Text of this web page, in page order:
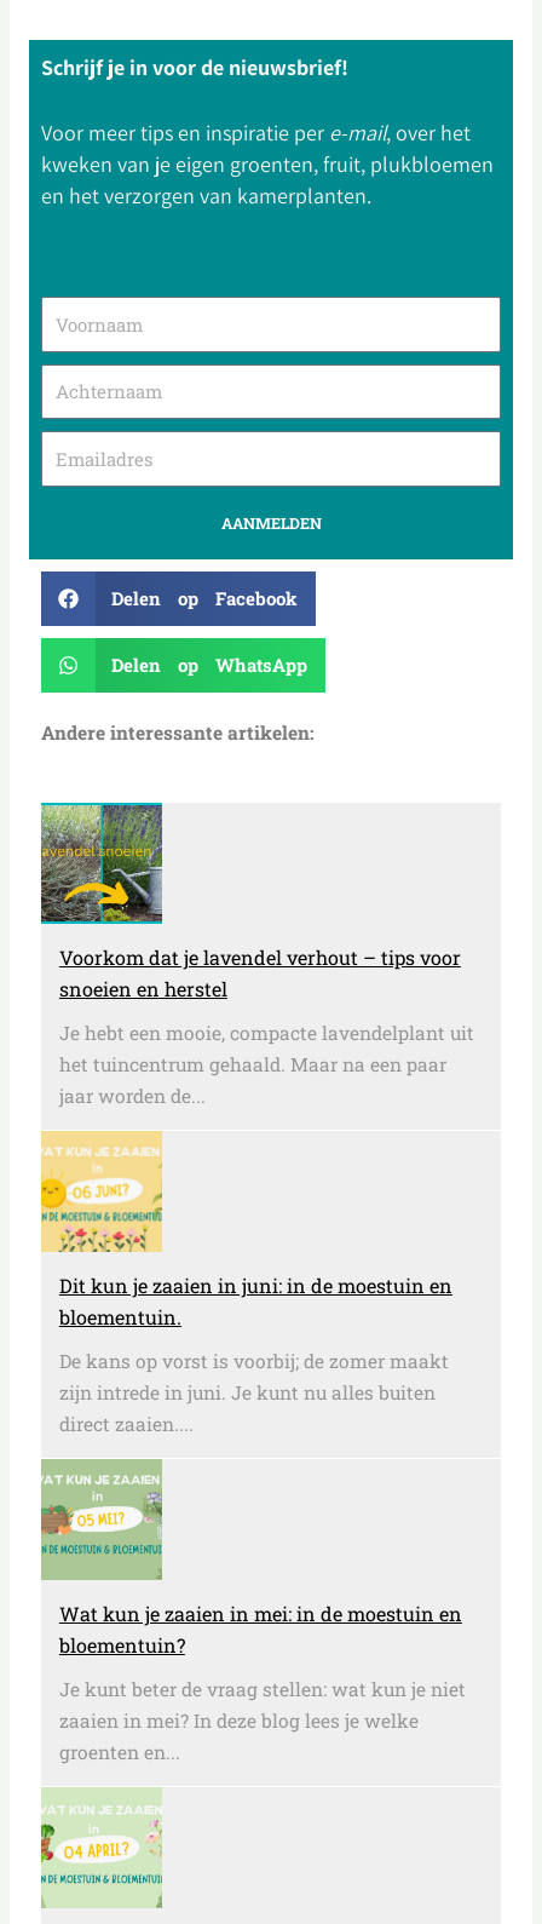
Schrijf je in voor de nieuwsbrief!
Voor meer tips en inspiratie pere-mail, over het
kweken van je eigen groenten, fruit, plukbloemen
en het verzorgen van kamerplanten.
AANMELDEN
Delen op Facebook
Delen op WhatsApp
Andere interessante artikelen:
Voorkom dat je lavendel verhout – tips voor
snoeien en herstel
Je hebt een mooie, compacte lavendelplant uit
het tuincentrum gehaald. Maar na een paar
jaar worden de...
Dit kun je zaaien in juni: in de moestuin en
bloementuin.
De kans op vorst is voorbij; de zomer maakt
zijn intrede in juni. Je kunt nu alles buiten
direct zaaien....
Wat kun je zaaien in mei: in de moestuin en
bloementuin?
Je kunt beter de vraag stellen: wat kun je niet
zaaien in mei? In deze blog lees je welke
groenten en...